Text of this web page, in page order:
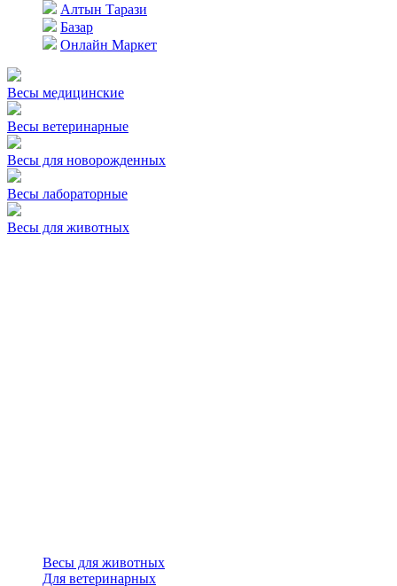
Алтын Тарази
Базар
Онлайн Маркет
Весы медицинские
Весы ветеринарные
Весы для новорожденных
Весы лабораторные
Весы для животных
Весы для животных
Для ветеринарных